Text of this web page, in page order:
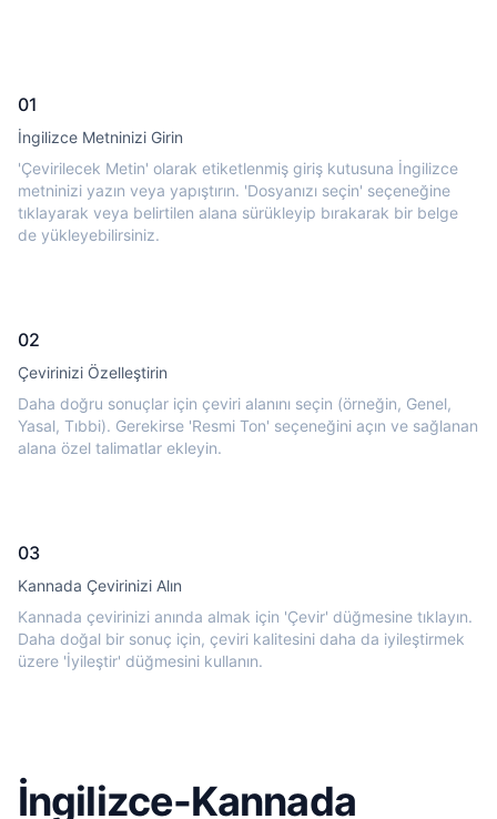
01
İngilizce Metninizi Girin
'Çevirilecek Metin' olarak etiketlenmiş giriş kutusuna İngilizce
metninizi yazın veya yapıştırın. 'Dosyanızı seçin' seçeneğine
tıklayarak veya belirtilen alana sürükleyip bırakarak bir belge
de yükleyebilirsiniz.
02
Çevirinizi Özelleştirin
Daha doğru sonuçlar için çeviri alanını seçin (örneğin, Genel,
Yasal, Tıbbi). Gerekirse 'Resmi Ton' seçeneğini açın ve sağlanan
alana özel talimatlar ekleyin.
03
Kannada Çevirinizi Alın
Kannada çevirinizi anında almak için 'Çevir' düğmesine tıklayın.
Daha doğal bir sonuç için, çeviri kalitesini daha da iyileştirmek
üzere 'İyileştir' düğmesini kullanın.
İngilizce-Kannada